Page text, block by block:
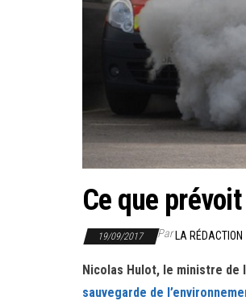
Ce que
19/09/2017 ParLA RÉDACTION
Nicolas Hulot, le ministre de
sauvegarde de